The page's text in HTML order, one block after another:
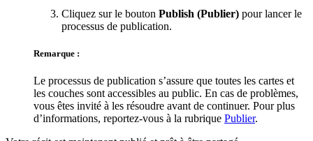
Cliquez sur le bouton Publish (Publier) pour lancer le
processus de publication.
Remarque :
Le processus de publication s’assure que toutes les cartes et
les couches sont accessibles au public. En cas de problèmes,
vous êtes invité à les résoudre avant de continuer. Pour plus
d’informations, reportez-vous à la rubrique Publier.